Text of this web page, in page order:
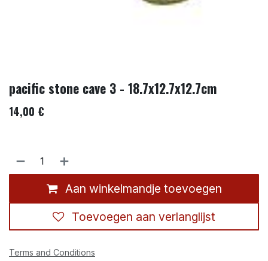
pacific stone cave 3 - 18.7x12.7x12.7cm
14,00 €
Aan winkelmandje toevoegen
Toevoegen aan verlanglijst
Terms and Conditions